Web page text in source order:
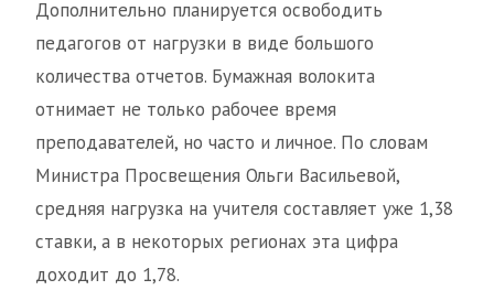
Дополнительно планируется освободить
педагогов от нагрузки в виде большого
количества отчетов. Бумажная волокита
отнимает не только рабочее время
преподавателей, но часто и личное. По словам
Министра Просвещения Ольги Васильевой,
средняя нагрузка на учителя составляет уже 1,38
ставки, а в некоторых регионах эта цифра
доходит до 1,78.